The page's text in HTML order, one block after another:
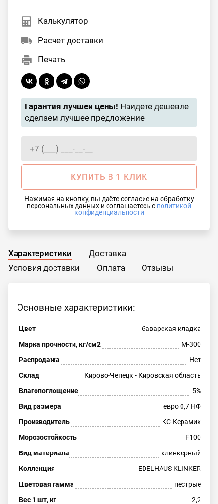
Калькулятор
Расчет доставки
Печать
Гарантия лучшей цены! Найдете дешевле
сделаем лучшее предложение
КУПИТЬ В 1 КЛИК
Нажимая на кнопку, вы даёте согласие на обработку
персональных данных и соглашаетесь с политикой
конфиденциальности
Характеристики
Доставка
Условия доставки
Оплата Отзывы
Основные характеристики:
Цвет
баварская кладка
Марка прочности, кг/см2
М-300
Распродажа
Нет
Склад
Кирово-Чепецк - Кировская область
Влагопоглощение
5%
Вид размера
евро 0,7 НФ
Производитель
КС-Керамик
Морозостойкость
F100
Вид материала
клинкерный
Коллекция
EDELHAUS KLINKER
Цветовая гамма
пестрые
Вес 1 шт, кг
2,2